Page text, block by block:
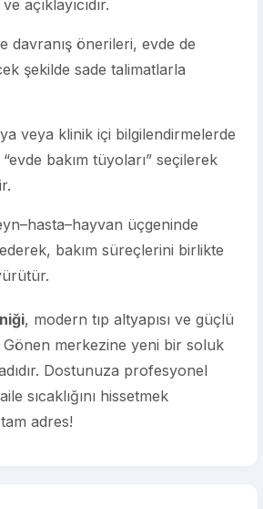
açıklayıcıdır.
davranış önerileri, evde de
şekilde sade talimatlarla
veya klinik içi bilgilendirmelerde
bakım tüyoları” seçilerek
üçgeninde
bakım süreçlerini birlikte
, modern tıp altyapısı ve güçlü
merkezine yeni bir soluk
Dostunuza profesyonel
sıcaklığını hissetmek
adres!